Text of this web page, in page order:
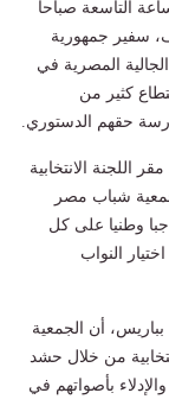
التاسعة صباحا
سفير جمهورية
المصرية في
كثير من
حقهم الدستوري.
اللجنة الانتخابية
شباب مصر
وطنيا على كل
النواب
أن الجمعية
من خلال حشد
بأصواتهم في